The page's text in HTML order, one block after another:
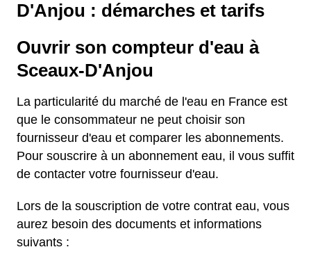
D'Anjou : démarches et tarifs
Ouvrir son compteur d'eau à
Sceaux-D'Anjou
La particularité du marché de l'eau en France est
que le consommateur ne peut choisir son
fournisseur d'eau et comparer les abonnements.
Pour souscrire à un abonnement eau, il vous suffit
de contacter votre fournisseur d'eau.
Lors de la souscription de votre contrat eau, vous
aurez besoin des documents et informations
suivants :